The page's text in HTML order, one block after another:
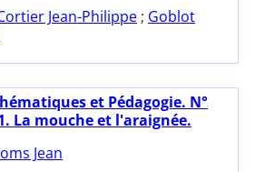
Jean-Philippe ; Goblot
et Pédagogie. N°
La mouche et l'araignée.
Jean